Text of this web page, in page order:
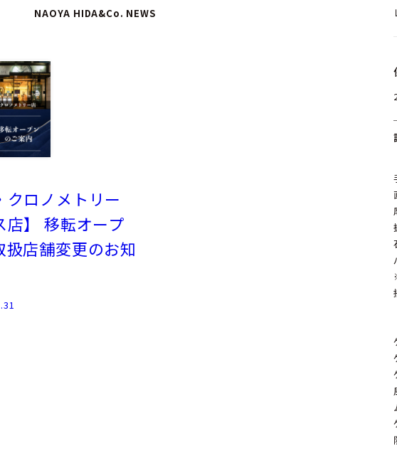
NAOYA HIDA&Co. NEWS
クロノメトリー
店】 移転オープ
扱店舗変更のお知